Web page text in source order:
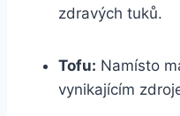
zdravých tuků.
Tofu: Namísto
vynikajícím